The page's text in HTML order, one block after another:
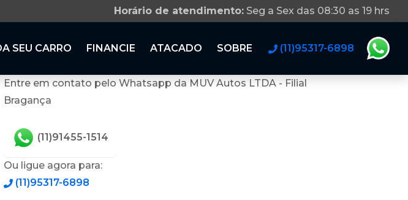
Horário de atendimento: Seg a Sex das 08:30 as 19 hrs
SEU CARRO FINANCIE ATACADO SOBRE (11)95317-6898
Entre em contato pelo Whatsapp da MUV Autos LTDA - Filial
Bragança
(11)91455-1514
Ou ligue agora para:
(11)95317-6898